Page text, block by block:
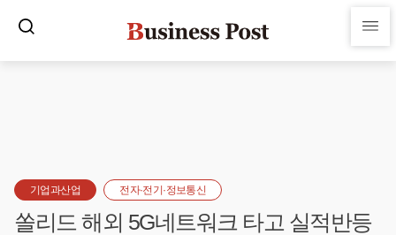
기업과산업 전자·전기·정보통신
쏠리드 해외 5G네트워크 타고 실적반등